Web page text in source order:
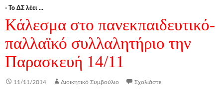
- Το ΔΣ λέει ...
Κάλεσμα στο πανεκπαιδευτικό-
παλλαϊκό συλλαλητήριο την
Παρασκευή 14/11
11/11/2014 Διοικητικό Συμβούλιο Σχολιάστε